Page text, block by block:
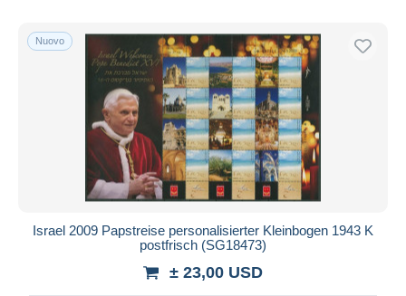
Nuovo
Israel 2009 Papstreise personalisierter Kleinbogen 1943 K
postfrisch (SG18473)
± 23,00 USD